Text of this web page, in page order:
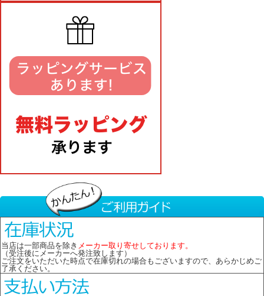
当店は一部商品を除き メーカー取り寄せしております。
（受注後にメーカーへ発注致します）
ご注文をいただいた時点で在庫切れの場合もございますので、あらかじめご
了承ください。